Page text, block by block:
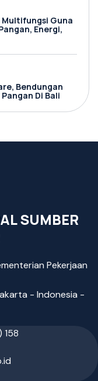
Guna
Energi,
Bendungan
Di Bali
SUMBER
Pekerjaan
- Indonesia -
158